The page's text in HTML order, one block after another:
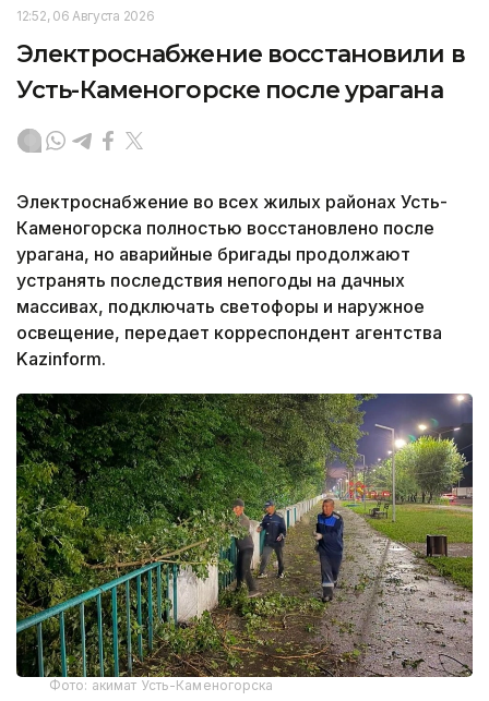
12:52, 06 Августа 2026
Электроснабжение восстановили в
Усть-Каменогорске после урагана
Электроснабжение во всех жилых районах Усть-
Каменогорска полностью восстановлено после
урагана, но аварийные бригады продолжают
устранять последствия непогоды на дачных
массивах, подключать светофоры и наружное
освещение, передает корреспондент агентства
Kazinform.
Фото: акимат Усть-Каменогорска